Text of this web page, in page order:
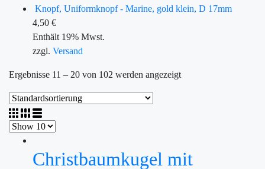
Knopf, Uniformknopf - Marine, gold klein, D 17mm
4,50 €
Enthält 19% Mwst.
zzgl. Versand
Ergebnisse 11 – 20 von 102 werden angezeigt
Christbaumkugel mit